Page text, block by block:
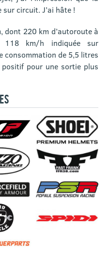
circuit. J’ai hâte !
dont 220 km d’autoroute à
118 km/h indiquée sur
consommation de 5,5 litres
pour une sortie plus